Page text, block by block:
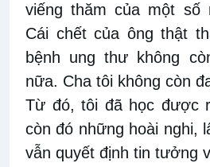
viếng thăm của một số
Cái chết của ông thật
bệnh ung thư không
nữa. Cha tôi không còn
Từ đó, tôi đã học được
còn đó những hoài nghi,
vẫn quyết định tin tưởng